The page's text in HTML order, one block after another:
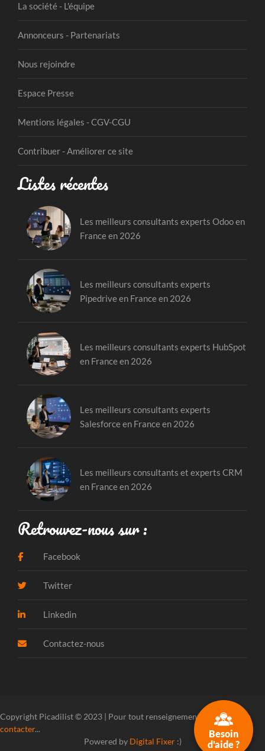
La société - L'équipe
Annonceurs - Partenariats
Nous rejoindre
Espace Presse
Mentions légales - CGV-CGU
Contribuer - Améliorer ce site
Listes récentes
Les meilleurs consultants experts Odoo en
France en 2026
Les meilleurs consultants experts
Pipedrive en France en 2026
Les meilleurs consultants experts HubSpot
en France en 2026
Les meilleurs consultants experts
Salesforce en France en 2026
Les meilleurs consultants et experts CRM
en France en 2026
Retrouvez-nous sur :
Facebook
Twitter
Linkedin
Contactez-nous
Besoin
d'aide ?
Copyright Picadilist © 2023 | Pour tout renseignement, veuillez
nous
contacter...
Powered by Digital Fixer:)